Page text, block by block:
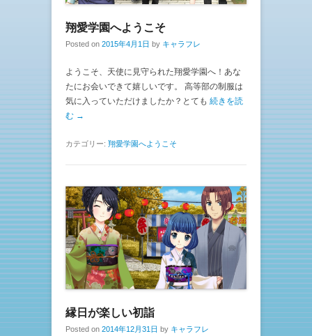
翔愛学園へようこそ
Posted on 2015年4月1日 by キャラフレ
ようこそ、天使に見守られた翔愛学園へ！あな
たにお会いできて嬉しいです。 高等部の制服は
気に入っていただけましたか？とても 続きを読
む →
カテゴリー: 翔愛学園へようこそ
縁日が楽しい初詣
Posted on 2014年12月31日 by キャラフレ